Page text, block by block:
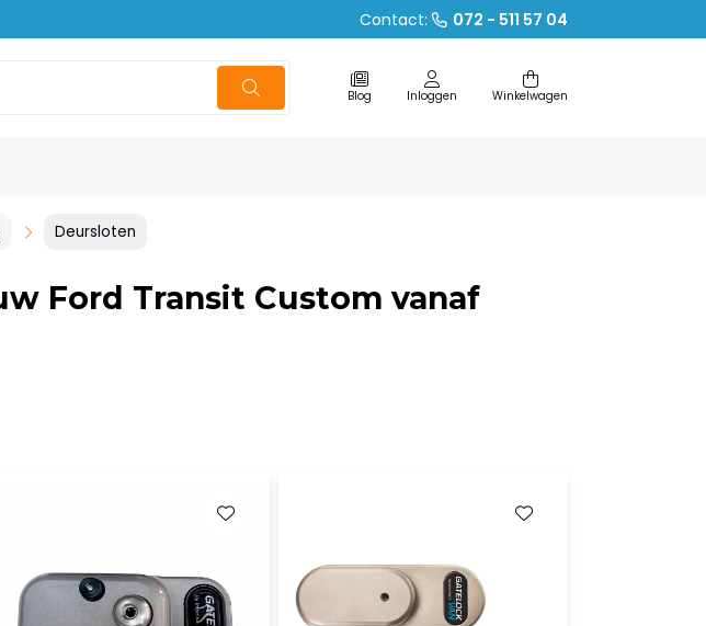
Contact: 072 - 511 57 04
Blog Inloggen Winkelwagen
Deursloten
Ford Transit Custom vanaf